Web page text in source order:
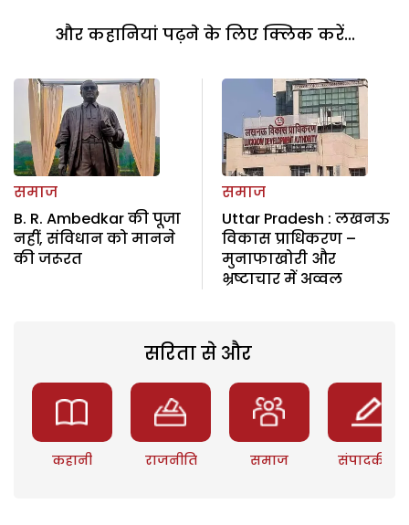
और कहानियां पढ़ने के लिए क्लिक करें...
समाज
B. R. Ambedkar की पूजा
नहीं, संविधान को मानने
की जरूरत
समाज
Uttar Pradesh : लखनऊ
विकास प्राधिकरण –
मुनाफाखोरी और
भ्रष्टाचार में अव्वल
सरिता से और
कहानी राजनीति समाज संपादकीय